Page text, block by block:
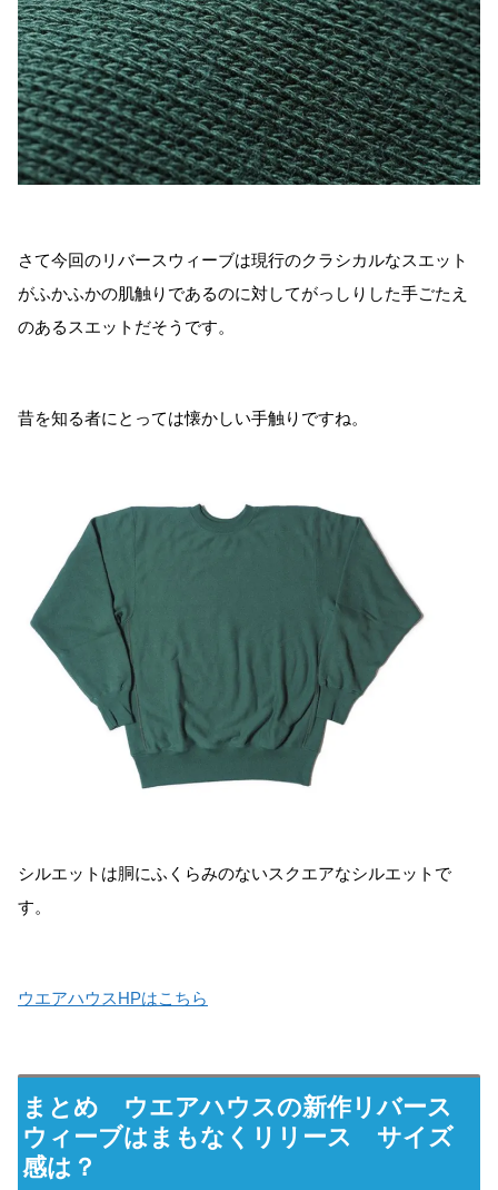
さて今回のリバースウィーブは現行のクラシカルなスエット
がふかふかの肌触りであるのに対してがっしりした手ごたえ
のあるスエットだそうです。
昔を知る者にとっては懐かしい手触りですね。
シルエットは胴にふくらみのないスクエアなシルエットで
す。
ウエアハウスHPはこちら
まとめ ウエアハウスの新作リバース
ウィーブはまもなくリリース サイズ
感は？